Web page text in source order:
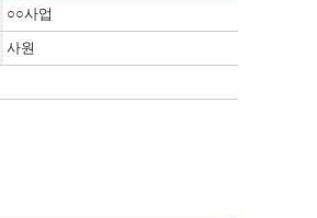
○○사업
사원